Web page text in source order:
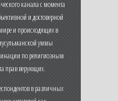
канала с момента
и достоверной
и происходящих в
уммы
по религиозным
прав верующих.
в различных